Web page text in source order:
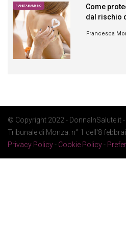
PIANETA BAMBINO
Come
dal rischio
Francesca
© Copyright 2022 - DonnaInSalute.it
Tribunale di Monza: n° 1 dell'8
Privacy Policy- Cookie Policy-